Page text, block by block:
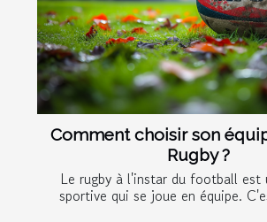
Comment choisir son
Rugby ?
Le rugby à l'instar du football est
sportive qui se joue en équipe.